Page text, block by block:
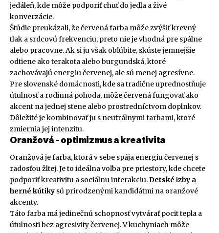
jedáleň, kde môže podporiť chuť do jedla a živé
konverzácie.
Štúdie preukázali, že červená farba môže zvýšiť krevný
tlak a srdcovú frekvenciu, preto nie je vhodná pre spálne
alebo pracovne. Ak si ju však obľúbite, skúste jemnejšie
odtiene ako terakota alebo burgundská, ktoré
zachovávajú energiu červenej, ale sú menej agresívne.
Pre slovenské domácnosti, kde sa tradične uprednostňuje
útulnosť a rodinná pohoda, môže červená fungovať ako
akcent na jednej stene alebo prostredníctvom doplnkov.
Dôležité je kombinovať ju s neutrálnymi farbami, ktoré
zmiernia jej intenzitu.
Oranžová – optimizmus a kreativita
Oranžová je farba, ktorá v sebe spája energiu červenej s
radosťou žltej. Je to ideálna voľba pre priestory, kde chcete
podporiť kreativitu a sociálnu interakciu.Detské izby a
herné kútiky sú prirodzenými kandidátmi na oranžové
akcenty.
Táto farba má jedinečnú schopnosť vytvárať pocit tepla a
útulnosti bez agresivity červenej. V kuchyniach môže